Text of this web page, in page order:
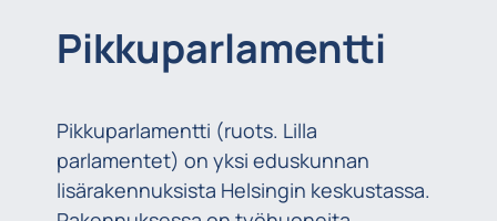
Pikkuparlamentti
Pikkuparlamentti (ruots. Lilla
parlamentet) on yksi eduskunnan
lisärakennuksista Helsingin keskustassa.